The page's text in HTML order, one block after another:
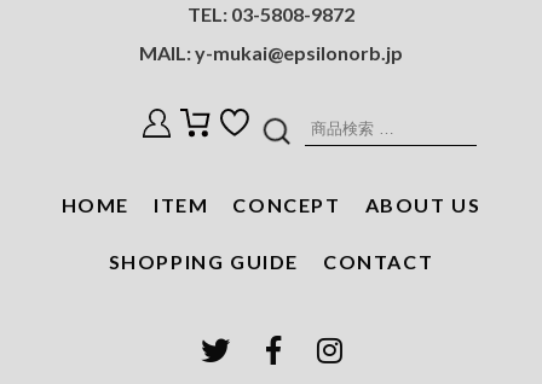
TEL: 03-5808-9872
MAIL:y-mukai@epsilonorb.jp
検
対
HOME ITEM CONCEPT ABOUT US
SHOPPING GUIDE CONTACT